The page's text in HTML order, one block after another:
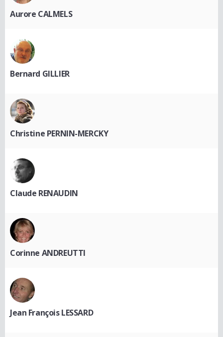
Aurore CALMELS
Bernard GILLIER
Christine PERNIN-MERCKY
Claude RENAUDIN
Corinne ANDREUTTI
Jean François LESSARD